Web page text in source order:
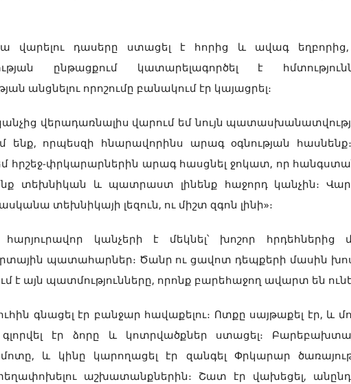
վարելու դասերը ստացել է հորից և ավագ
ընթացքում կատարելագործել է
անցնելու որոշումը բանակում էր կայացրել։
կանչից վերադառնալիս վարում եմ նույն
ենք, որպեսզի հնարավորինս արագ օգնության
հրշեջ-փրկարարներին արագ հասցնել ջոկատ, որ
տեխնիկան և պատրաստ լինենք հաջորդ կանչին։
տեխնիկայի լեզուն, ու միշտ զգոն լինի»։
կանչերի է մեկնել՝ խոշոր հրդեհներից
պատահարներ։ Ծանր ու ցավոտ դեպքերի մասին
է այն պատմությունները, որոնք բարեհաջող ավարտ են
գնացել էր բանջար հավաքելու։ Ոտքը սայթաքել էր, և
գլորվել էր ձորը և կոտրվածքներ ստացել։
և կինը կարողացել էր զանգել Փրկարար
աշխատանքներին։ Շատ էր վախեցել,